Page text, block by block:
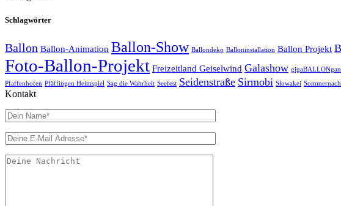
Schlagwörter
Ballon Ballon-Animation Ballon-Show Ballondeko Balloninstallation Ballon Projekt
Foto-Ballon-Projekt Freizeitland Geiselwind Galashow
Pfaffenhofen Pfäffingen Heimspiel Sag die Wahrheit Seefest Seidenstraße Sirmobi Slowakei
Kontakt